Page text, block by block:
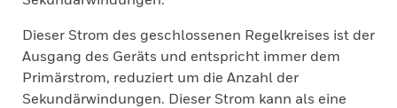
Dieser Strom des geschlossenen Regelkreises ist der
Ausgang des Geräts und entspricht immer dem
Primärstrom, reduziert um die Anzahl der
Sekundärwindungen. Dieser Strom kann als eine